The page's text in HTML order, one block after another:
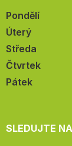
Pondělí
Úterý
Středa
Čtvrtek
Pátek
SLEDUJTE